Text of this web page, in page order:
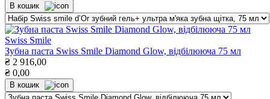
В кошик
Swiss Smile
Зубна паста Swiss Smile Diamond Glow, відбілююча 75 мл
₴ 2 916,00
₴ 0,00
В кошик